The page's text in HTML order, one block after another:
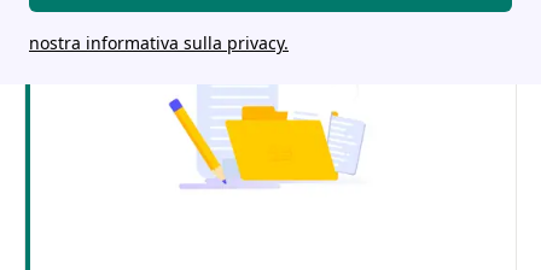
nostra informativa sulla privacy.